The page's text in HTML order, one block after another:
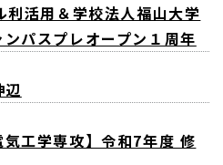
活用＆学校法人福山大学
パスプレオープン１周年
工学専攻】令和7年度 修